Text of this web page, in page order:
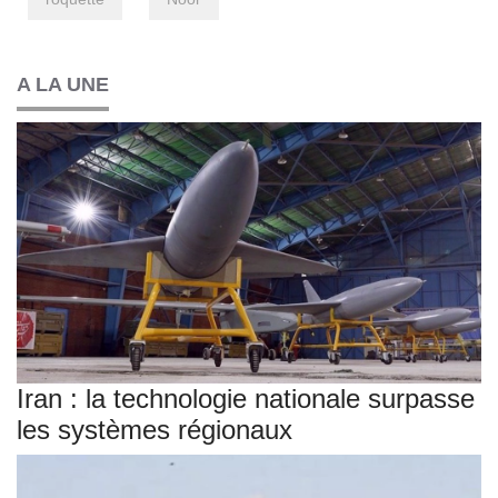
A LA UNE
Iran : la technologie nationale surpasse
les systèmes régionaux